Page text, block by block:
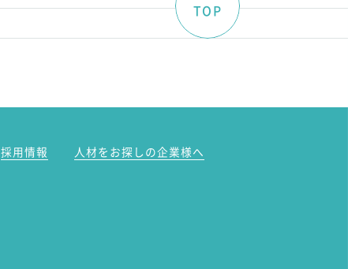
TOP
採用情報
人材をお探しの企業様へ